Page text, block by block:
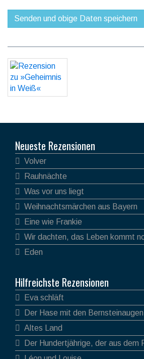
Neueste Rezensionen
Volver
Rauhnächte
Was vor uns liegt
Weihnachtsmärchen aus Bayern
Eine wie Frankie
Wir dachten, das Leben kommt
Eden
Hilfreichste Rezensionen
Eva schläft
Der Hase mit den Bernsteinaugen
Altes Land
Der Hundertjährige, der aus dem